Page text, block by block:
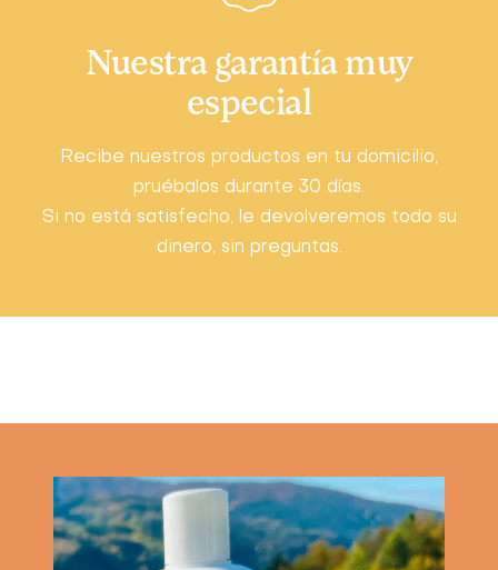
Nuestra garantía muy
especial
Recibe nuestros productos en tu domicilio,
pruébalos durante 30 días.
Si no está satisfecho, le devolveremos todo su
dinero, sin preguntas.